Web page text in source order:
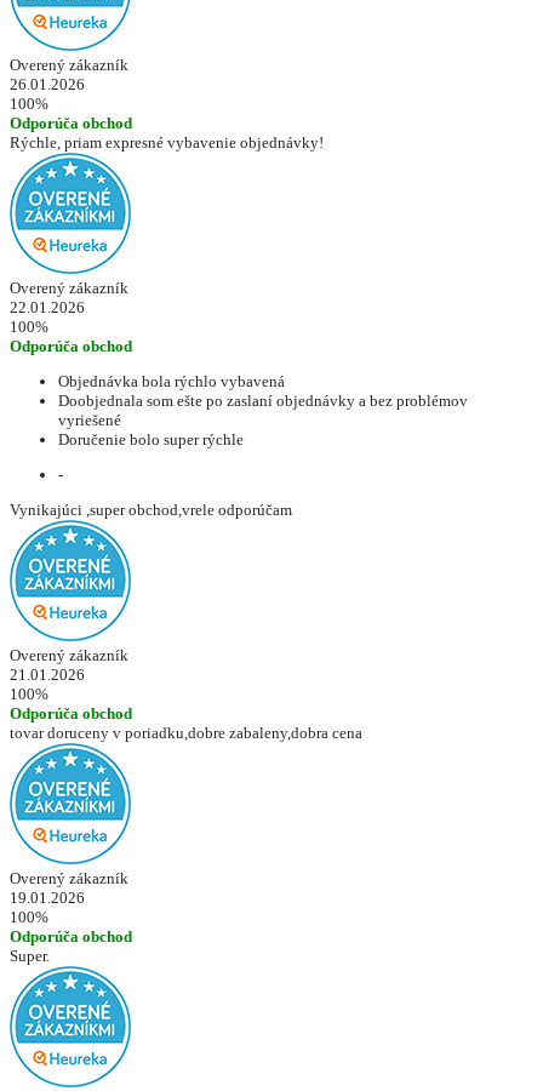
Overený zákazník
26.01.2026
100%
Odporúča obchod
Rýchle, priam expresné vybavenie objednávky!
Overený zákazník
22.01.2026
100%
Odporúča obchod
Objednávka bola rýchlo vybavená
Doobjednala som ešte po zaslaní objednávky a bez problémov
vyriešené
Doručenie bolo super rýchle
-
Vynikajúci ,super obchod,vrele odporúčam
Overený zákazník
21.01.2026
100%
Odporúča obchod
tovar doruceny v poriadku,dobre zabaleny,dobra cena
Overený zákazník
19.01.2026
100%
Odporúča obchod
Super.